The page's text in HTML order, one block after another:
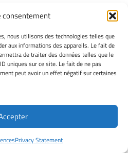
consentement
nous utilisons des technologies telles que
aux informations des appareils. Le fait de
de traiter des données telles que le
uniques sur ce site. Le fait de ne pas
peut avoir un effet négatif sur certaines
Privacy Statement
et d’une certaine manière
artistiques pensent
de création qui contient sa
à celle portée par les
de la formation, du travail
ou du conseil. En
réaliser et la montrer,
c’est tout à la fois une
à autrui qu’un projet